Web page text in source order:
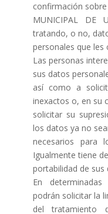
confirmación sobre
MUNICIPAL DE
tratando, o no,
personales que les
Las personas
sus datos
así como a
inexactos o, en su
solicitar su
los datos ya no
necesarios para
Igualmente tiene
portabilidad de sus
En
podrán solicitar la
del tratamiento